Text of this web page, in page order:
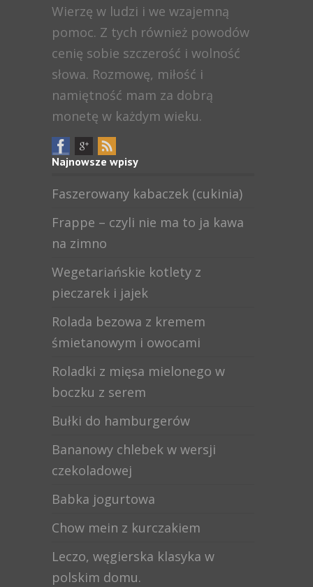
Wierzę w ludzi i we wzajemną
pomoc. Z tych również powodów
cenię sobie szczerość i wolność
słowa. Rozmowę, miłość i
namiętność mam za dobrą
monetę w każdym wieku.
Najnowsze wpisy
Faszerowany kabaczek (cukinia)
Frappe – czyli nie ma to ja kawa
na zimno
Wegetariańskie kotlety z
pieczarek i jajek
Rolada bezowa z kremem
śmietanowym i owocami
Roladki z mięsa mielonego w
boczku z serem
Bułki do hamburgerów
Bananowy chlebek w wersji
czekoladowej
Babka jogurtowa
Chow mein z kurczakiem
Leczo, węgierska klasyka w
polskim domu.